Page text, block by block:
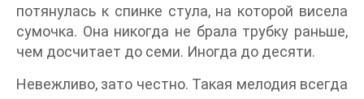
потянулась к спинке стула, на которой висела
сумочка. Она никогда не брала трубку раньше,
чем досчитает до семи. Иногда до десяти.
Невежливо, зато честно. Такая мелодия всегда